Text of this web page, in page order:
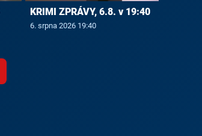
KRIMI ZPRÁVY, 6.8. v 19:40
6. srpna 2026 19:40